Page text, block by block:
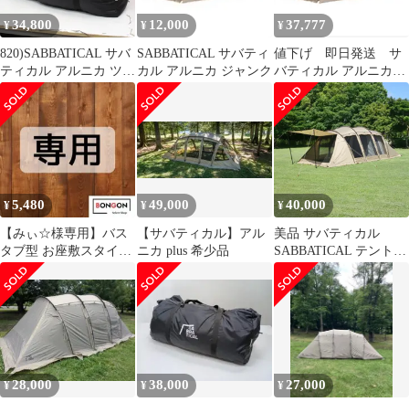
¥34,800
820)SABBATICAL サバ
ティカル アルニカ ツー
ルーム テント
89200004047000
¥ 12,000
SABBATICAL サバティ
カル アルニカ ジャンク
¥ 37,777
値下げ 即日発送 サ
バティカル アルニカ
SABBATICAL
ARNICA
¥5,480
【みぃ☆様専用】バス
タブ型 お座敷スタイル
グランドシート 3m×3m
アルニカ
¥49,000
【サバティカル】アル
ニカ plus 希少品
¥40,000
美品 サバティカル
SABBATICAL テント
アルニカ ARNICA 2ル
ー
¥28,000 ¥38,000 ¥27,000